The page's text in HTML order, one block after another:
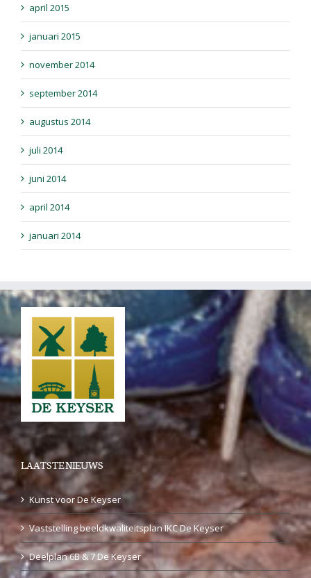
april 2015
januari 2015
november 2014
september 2014
augustus 2014
juli 2014
juni 2014
april 2014
januari 2014
LAATSTE NIEUWS
Kunst voor De Keyser
Vaststelling beeldkwaliteitsplan IKC De Keyser
Deelplan 6B & 7 De Keyser